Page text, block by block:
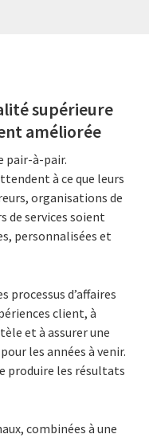
supérieure
améliorée
pair-à-pair.
à ce que leurs
organisations de
de services soient
personnalisées et
processus d’affaires
client, à
et à assurer une
les années à venir.
produire les résultats
combinées à une